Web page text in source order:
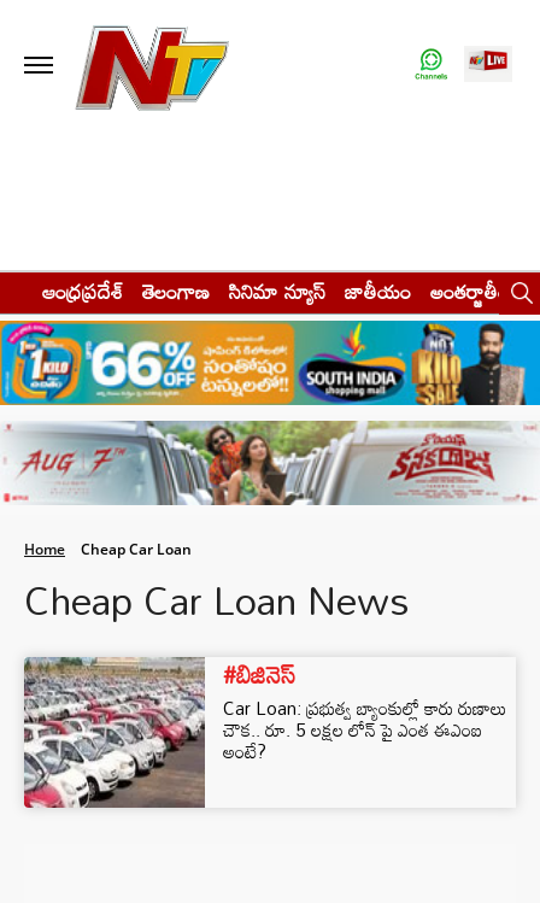
ఆంధ్రప్రదేశ్ తెలంగాణ సినిమా న్యూస్ జాతీయం అంతర్జాతీయం
Home Cheap Car Loan
Cheap Car Loan News
#బిజినెస్‌
Car Loan: ప్రభుత్వ బ్యాంకుల్లో కారు రుణాలు
చౌక.. రూ. 5 లక్షల లోన్ పై ఎంత ఈఎంఐ
అంటే?